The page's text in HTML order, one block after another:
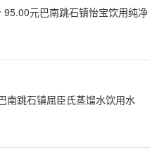
元巴南跳石镇怡宝饮用纯净
南跳石镇屈臣氏蒸馏水饮用水